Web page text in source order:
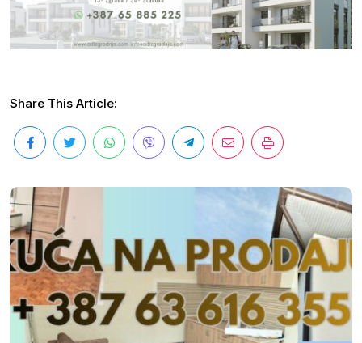
Share This Article: